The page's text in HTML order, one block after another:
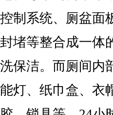
控制系统、厕盆面
封堵等整合成一体
洗保洁。而厕间内
能灯、纸巾盒、衣